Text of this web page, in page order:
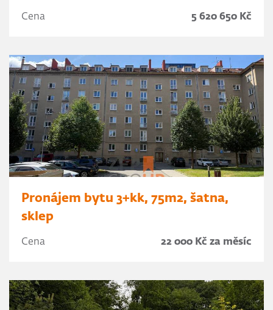
Cena 5 620 650 Kč
Pronájem bytu 3+kk, 75m2, šatna,
sklep
Cena 22 000 Kč za měsíc